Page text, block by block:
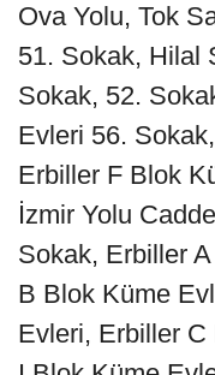
Ova Yolu, Tok
51. Sokak, Hilal
Sokak, 52.
Evleri 56.
Erbiller F Blok
İzmir Yolu
Sokak, Erbiller
B Blok Küme
Evleri, Erbiller